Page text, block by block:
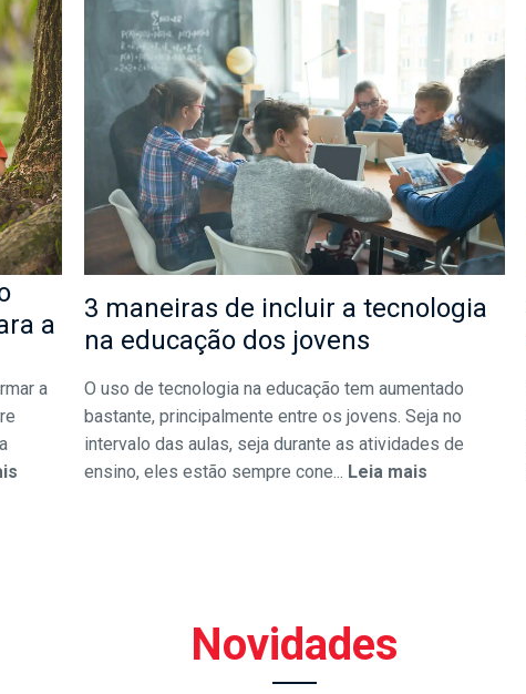
a
a
3 maneiras de incluir a tecnologia
na educação dos jovens
O uso de tecnologia na educação tem aumentado
bastante, principalmente entre os jovens. Seja no
intervalo das aulas, seja durante as atividades de
ensino, eles estão sempre cone... Leia mais
Novidades